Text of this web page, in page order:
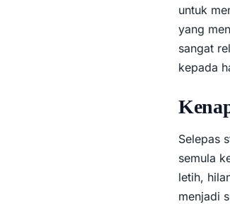
untuk
yang
sangat
kepada
Selepas
semula
letih,
menjadi